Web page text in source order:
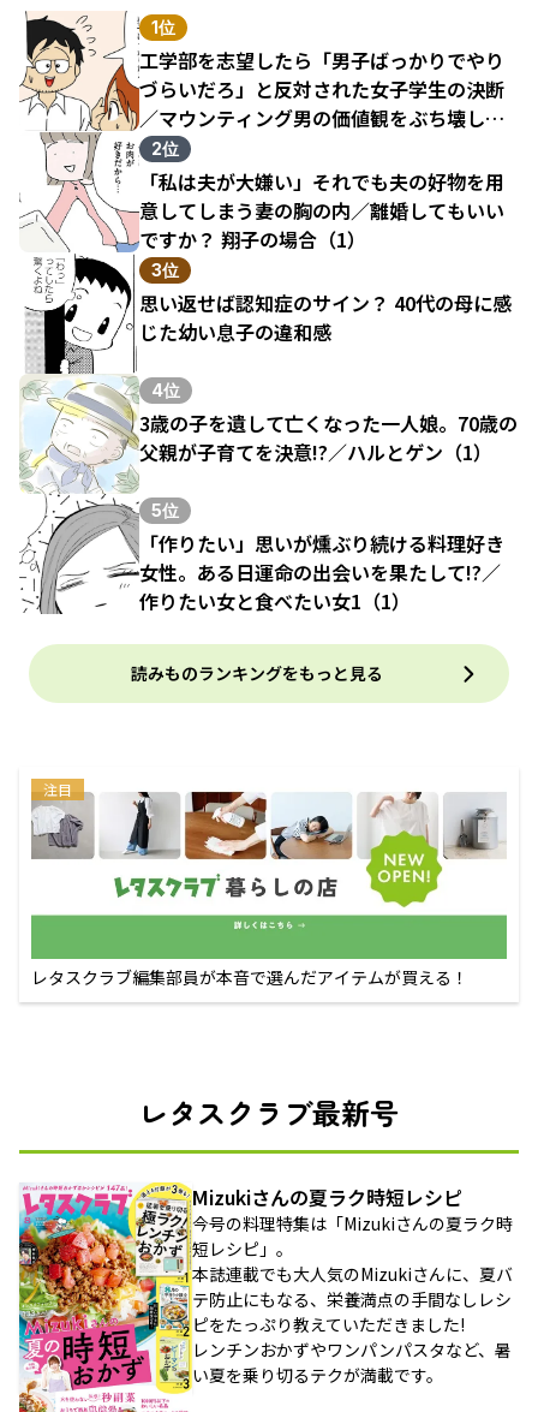
1位
工学部を志望したら「男子ばっかりでやり
づらいだろ」と反対された女子学生の決断
／マウンティング男の価値観をぶち壊した
結果（1）
2位
「私は夫が大嫌い」それでも夫の好物を用
意してしまう妻の胸の内／離婚してもいい
ですか？ 翔子の場合（1）
3位
思い返せば認知症のサイン？ 40代の母に感
じた幼い息子の違和感
4位
3歳の子を遺して亡くなった一人娘。70歳の
父親が子育てを決意!?／ハルとゲン（1）
5位
「作りたい」思いが燻ぶり続ける料理好き
女性。ある日運命の出会いを果たして!?／
作りたい女と食べたい女1（1）
読みものランキングをもっと見る
注目
レタスクラブ編集部員が本音で選んだアイテムが買える！
レタスクラブ最新号
Mizukiさんの夏ラク時短レシピ
今号の料理特集は「Mizukiさんの夏ラク時
短レシピ」。
本誌連載でも大人気のMizukiさんに、夏バ
テ防止にもなる、栄養満点の手間なしレシ
ピをたっぷり教えていただきました!
レンチンおかずやワンパンパスタなど、暑
い夏を乗り切るテクが満載です。